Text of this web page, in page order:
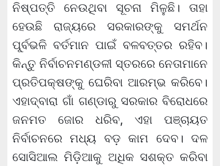
ନିଷ୍ପତ୍ତି ନେଉଥିବା ସୂଚନା ମିଳୁଛି। ତାହା
ହେଉଛି ରାଜ୍ୟରେ ସରକାରଙ୍କୁ ସମର୍ଥନ
ପୂ୍ର୍ବଭଳି ବର୍ତମାନ ପାଇଁ ବଳବତ୍ତର ରହିବ।
କିନ୍ତୁ ନିର୍ବାଚନମଣ୍ଡଳୀ ସ୍ତରରେ ନେତାମାନେ
ପ୍ରତିପକ୍ଷଙ୍କୁ ଘେରିବା ଆରମ୍ଭ କରିବେ।
ଏହାଦ୍ବାରା ଗାଁ ଗଣ୍ଡାରୁ ସରକାର ବିରୋଧରେ
ଜନମତ ଜୋର ଧରିବ, ଏହା ପଞ୍ଚାୟତ
ନିର୍ବାଚନରେ ମଧ୍ୟ ବଡ଼ କାମ ଦେବ। ଦଳ
ସୋସିଆଲ ମିଡ଼ିଆକୁ ଅଧିକ ସଶକ୍ତ କରିବା